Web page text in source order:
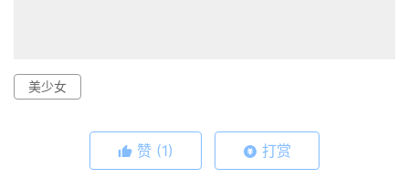
美少女
赞 (1) 打赏